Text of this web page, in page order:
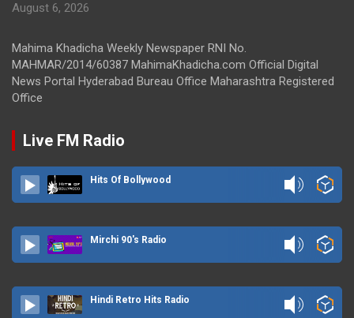
August 6, 2026
Mahima Khadicha Weekly Newspaper RNI No.
MAHMAR/2014/60387 MahimaKhadicha.com Official Digital
News Portal Hyderabad Bureau Office Maharashtra Registered
Office
Live FM Radio
Hits Of Bollywood
Mirchi 90's Radio
Hindi Retro Hits Radio